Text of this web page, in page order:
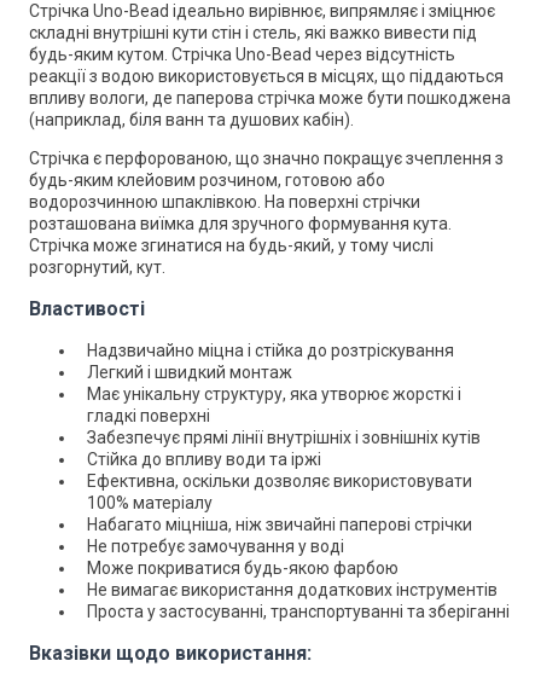
Стрічка Uno-Bead ідеально вирівнює, випрямляє і зміцнює
складні внутрішні кути стін і стель, які важко вивести під
будь-яким кутом. Стрічка Uno-Bead через відсутність
реакції з водою використовується в місцях, що піддаються
впливу вологи, де паперова стрічка може бути пошкоджена
(наприклад, біля ванн та душових кабін).
Стрічка є перфорованою, що значно покращує зчеплення з
будь-яким клейовим розчином, готовою або
водорозчинною шпаклівкою. На поверхні стрічки
розташована виїмка для зручного формування кута.
Стрічка може згинатися на будь-який, у тому числі
розгорнутий, кут.
Властивості
Надзвичайно міцна і стійка до розтріскування
Легкий і швидкий монтаж
Має унікальну структуру, яка утворює жорсткі і
гладкі поверхні
Забезпечує прямі лінії внутрішніх і зовнішніх кутів
Стійка до впливу води та іржі
Ефективна, оскільки дозволяє використовувати
100% матеріалу
Набагато міцніша, ніж звичайні паперові стрічки
Не потребує замочування у воді
Може покриватися будь-якою фарбою
Не вимагає використання додаткових інструментів
Проста у застосуванні, транспортуванні та зберіганні
Вказівки щодо використання: